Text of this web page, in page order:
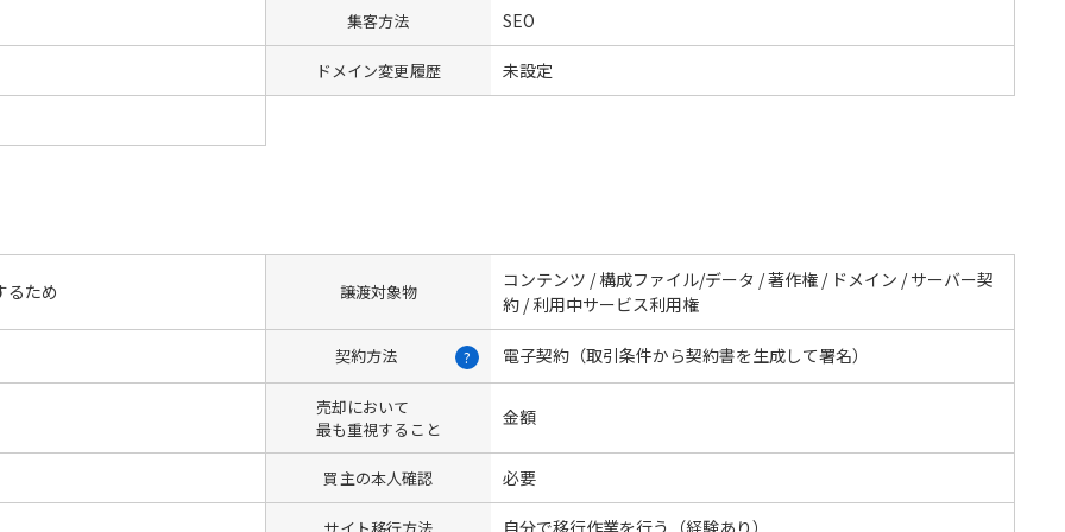
集客方法 SEO
ドメイン変更履歴 未設定
るため 譲渡対象物
コンテンツ / 構成ファイル/データ / 著作権 / ドメイン / サーバー契
約 / 利用中サービス利用権
契約方法 ? 電子契約（取引条件から契約書を生成して署名）
売却において
最も重視すること
金額
買主の本人確認 必要
サイト移行方法 自分で移行作業を行う（経験あり）